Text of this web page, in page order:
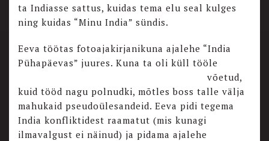
ta Indiasse sattus, kuidas tema elu seal kulges
ning kuidas “Minu India” sündis.
Eeva töötas fotoajakirjanikuna ajalehe “India
Pühapäevas” juures. Kuna ta oli küll tööle
võetud,
kuid tööd nagu polnudki, mõtles boss talle välja
mahukaid pseudoülesandeid. Eeva pidi tegema
India konfliktidest raamatut (mis kunagi
ilmavalgust ei näinud) ja pidama ajalehe